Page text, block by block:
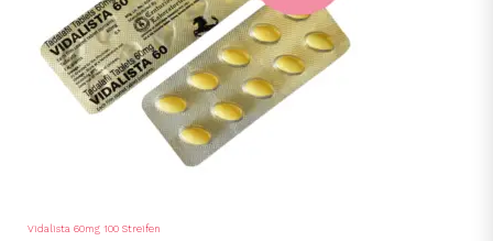
Vidalista 60mg 100 Streifen